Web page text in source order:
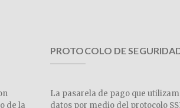
de la
PROTOCOLO DE SEGURIDAD
La pasarela de pago que
datos por medio del protocolo